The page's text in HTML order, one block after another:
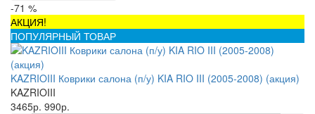
-71 %
АКЦИЯ!
ПОПУЛЯРНЫЙ ТОВАР
KAZRIOIII Коврики салона (п/у) KIA RIO III (2005-2008) (акция)
KAZRIOIII
3465р. 990р.